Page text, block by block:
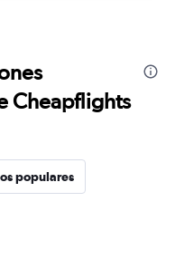
Cheapflights
populares